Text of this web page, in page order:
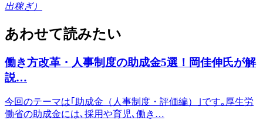
出稼ぎ）
あわせて読みたい
働き方改革・人事制度の助成金5選！岡佳伸氏が解
説…
今回のテーマは｢助成金（人事制度・評価編）｣です｡厚生労
働省の助成金には､採用や育児､働き…